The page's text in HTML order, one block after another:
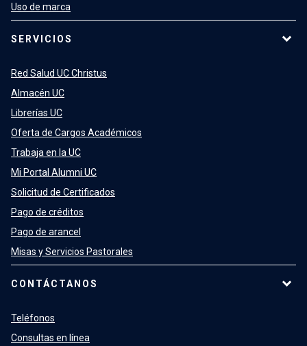
Uso de marca
SERVICIOS
Red Salud UC Christus
Almacén UC
Librerías UC
Oferta de Cargos Académicos
Trabaja en la UC
Mi Portal Alumni UC
Solicitud de Certificados
Pago de créditos
Pago de arancel
Misas y Servicios Pastorales
CONTÁCTANOS
Teléfonos
Consultas en línea